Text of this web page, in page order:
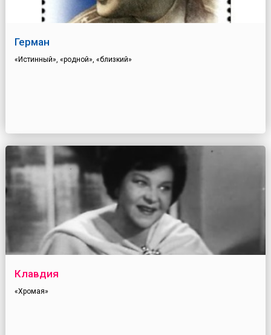
Герман
«Истинный», «родной», «близкий»
Клавдия
«Хромая»